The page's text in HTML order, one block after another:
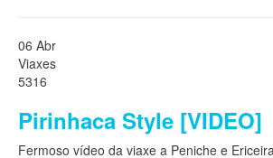
06 Abr
Viaxes
5316
Pirinhaca Style [VIDEO]
Fermoso vídeo da viaxe a Peniche e